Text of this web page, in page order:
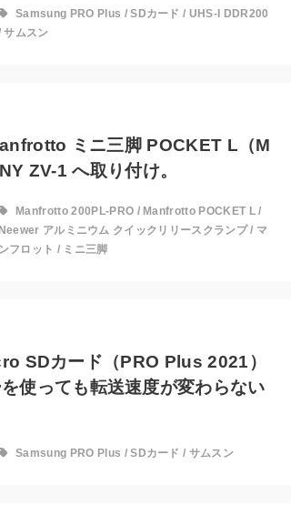
Samsung PRO Plus /SDカード / UHS-I DDR200
サムスン
ミニ三脚 POCKET L（M
ZV-1 へ取り付け。
Manfrotto 200PL-PRO / Manfrotto POCKET L/
Neewer アルミニウム クイックリリースクランプ/ マ
ンフロット / ミニ三脚
SDカード（PRO Plus 2021）
使っても転送速度が変わらない
Samsung PRO Plus /SDカード / サムスン